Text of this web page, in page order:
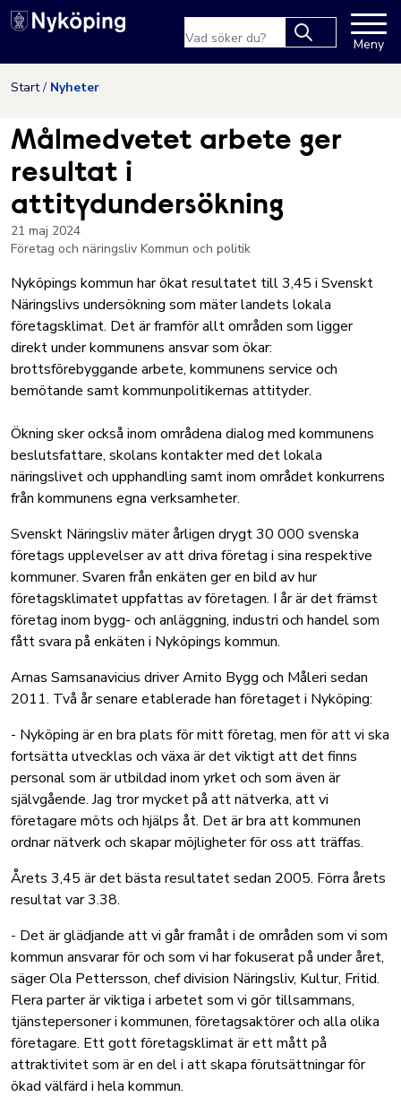
Nyköpings kommuns
Meny
Start Nyheter
Målmedvetet arbete ger
resultat i
attitydundersökning
21 maj 2024
Företag och näringsliv Kommun och politik
Nyköpings kommun har ökat resultatet till 3,45 i Svenskt
Näringslivs undersökning som mäter landets lokala
företagsklimat. Det är framför allt områden som ligger
direkt under kommunens ansvar som ökar:
brottsförebyggande arbete, kommunens service och
bemötande samt kommunpolitikernas attityder.
Ökning sker också inom områdena dialog med kommunens
beslutsfattare, skolans kontakter med det lokala
näringslivet och upphandling samt inom området konkurrens
från kommunens egna verksamheter.
Svenskt Näringsliv mäter årligen drygt 30 000 svenska
företags upplevelser av att driva företag i sina respektive
kommuner. Svaren från enkäten ger en bild av hur
företagsklimatet uppfattas av företagen. I år är det främst
företag inom bygg- och anläggning, industri och handel som
fått svara på enkäten i Nyköpings kommun.
Arnas Samsanavicius driver Arnito Bygg och Måleri sedan
2011. Två år senare etablerade han företaget i Nyköping:
- Nyköping är en bra plats för mitt företag, men för att vi ska
fortsätta utvecklas och växa är det viktigt att det finns
personal som är utbildad inom yrket och som även är
självgående. Jag tror mycket på att nätverka, att vi
företagare möts och hjälps åt. Det är bra att kommunen
ordnar nätverk och skapar möjligheter för oss att träffas.
Årets 3,45 är det bästa resultatet sedan 2005. Förra årets
resultat var 3.38.
- Det är glädjande att vi går framåt i de områden som vi som
kommun ansvarar för och som vi har fokuserat på under året,
säger Ola Pettersson, chef division Näringsliv, Kultur, Fritid.
Flera parter är viktiga i arbetet som vi gör tillsammans,
tjänstepersoner i kommunen, företagsaktörer och alla olika
företagare. Ett gott företagsklimat är ett mått på
attraktivitet som är en del i att skapa förutsättningar för
ökad välfärd i hela kommun.